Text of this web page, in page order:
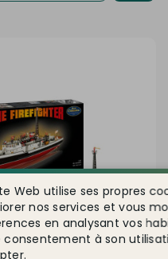
Web utilise ses propres
nos services et vous
en analysant vos
consentement à son